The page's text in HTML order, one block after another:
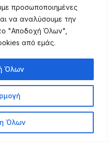
προσωποποιημένες
να αναλύσουμε την
"Αποδοχή Όλων",
από εμάς.
Όλων
Όλων